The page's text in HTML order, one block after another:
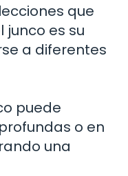
que
es su
a diferentes
puede
o en
una